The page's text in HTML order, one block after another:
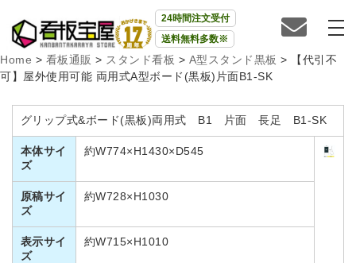
24時間注文受付
送料無料多数※
Home > 看板通販 > スタンド看板 > A型スタンド黒板 >
【代引不
可】屋外使用可能 両用式A型ボード(黒板)片面B1-SK
グリップ式&ボード(黒板)両用式 B1 片面 長足 B1-SK
本体サイ
ズ
約W774×H1430×D545
原稿サイ
ズ
約W728×H1030
表示サイ
ズ
約W715×H1010